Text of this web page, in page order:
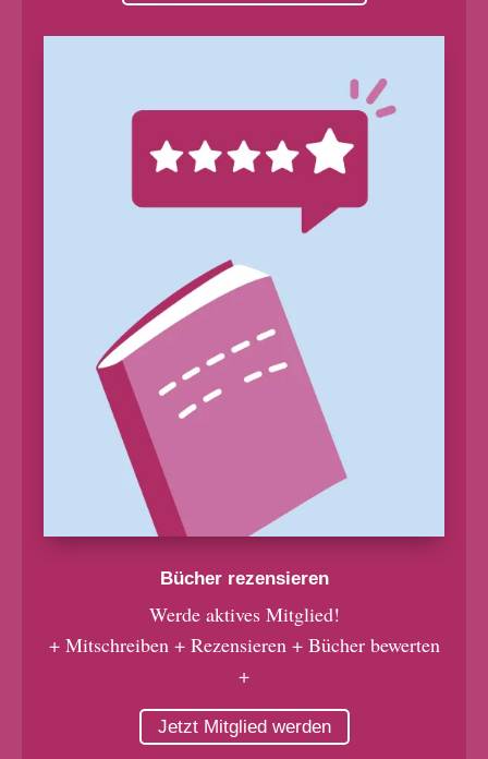
Bücher rezensieren
Werde aktives Mitglied!
+ Mitschreiben + Rezensieren + Bücher bewerten
+
Jetzt Mitglied werden